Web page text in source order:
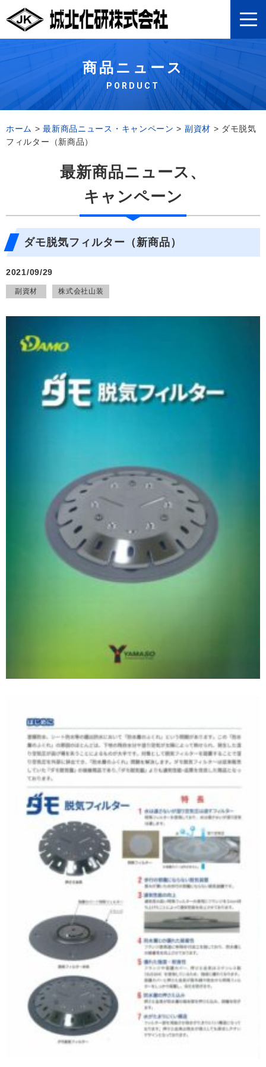
商品ニュース
PORDUCT
ホーム >最新商品ニュース・キャンペーン > 副資材 > ダモ脱気
フィルター（新商品）
最新商品ニュース、
キャンペーン
ダモ脱気フィルター（新商品）
2021/09/29
副資材 株式会社山装